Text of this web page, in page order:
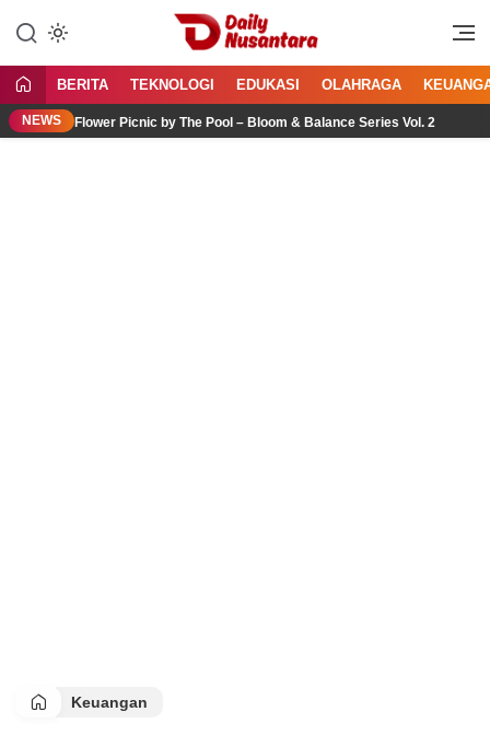
konten
Daily Nusantara
Menyajikan Fakta, Menginspirasi
BERITA TEKNOLOGI EDUKASI OLAHRAGA
NEWS
Flower Picnic by The Pool – Bloom & Balance Series Vol. 2
Keuangan